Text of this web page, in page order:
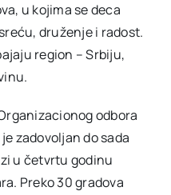
u kojima se deca
druženje i radost.
region – Srbiju,
odbora
zadovoljan do sada
u četvrtu godinu
Preko 30 gradova